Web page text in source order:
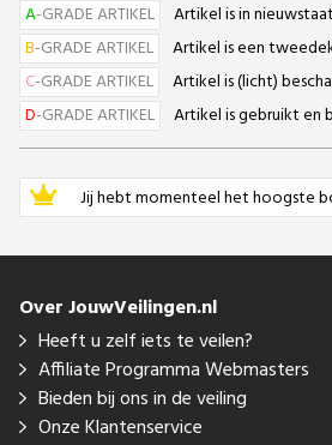
A-GRADE ARTIKEL
Artikel is in nieuwstaat
B-GRADE ARTIKEL
Artikel is een
C-GRADE ARTIKEL
Artikel is (licht)
D-GRADE ARTIKEL Artikel is gebruikt en
Jij hebt momenteel het hoogste
Over JouwVeilingen.nl
Heeft u zelf iets te veilen?
Affiliate Programma Webmasters
Bieden bij ons in de veiling
Onze Klantenservice